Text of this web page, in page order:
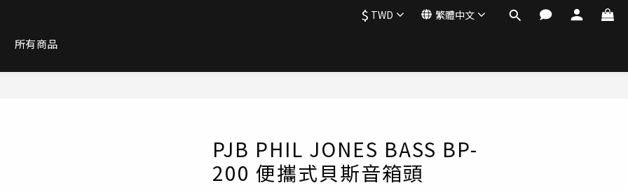
$ TWD 繁體中文
所有商品
PJB PHIL JONES BASS BP-
200 便攜式貝斯音箱頭